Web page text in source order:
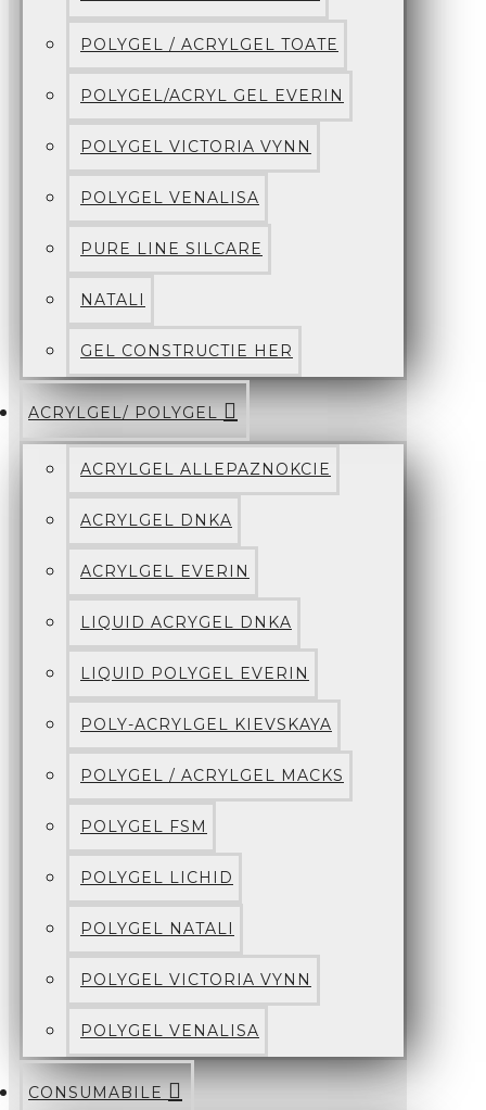
POLYGEL / ACRYLGEL TOATE
POLYGEL/ACRYL GEL EVERIN
POLYGEL VICTORIA VYNN
POLYGEL VENALISA
PURE LINE SILCARE
NATALI
GEL CONSTRUCTIE HER
ACRYLGEL/ POLYGEL
ACRYLGEL ALLEPAZNOKCIE
ACRYLGEL DNKA
ACRYLGEL EVERIN
LIQUID ACRYGEL DNKA
LIQUID POLYGEL EVERIN
POLY-ACRYLGEL KIEVSKAYA
POLYGEL / ACRYLGEL MACKS
POLYGEL FSM
POLYGEL LICHID
POLYGEL NATALI
POLYGEL VICTORIA VYNN
POLYGEL VENALISA
CONSUMABILE